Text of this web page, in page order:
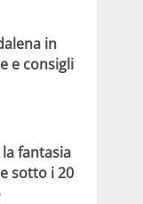
in
e consigli
fantasia
sotto i 20